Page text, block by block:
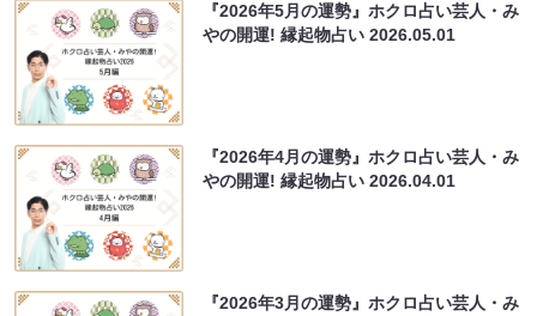
『2026年5月の運勢』ホクロ占い芸人・み
やの開運! 縁起物占い2026.05.01
『2026年4月の運勢』ホクロ占い芸人・み
やの開運! 縁起物占い2026.04.01
『2026年3月の運勢』ホクロ占い芸人・み